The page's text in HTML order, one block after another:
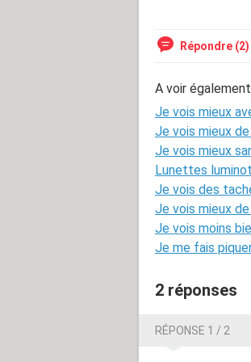
l'oeil gauche et
droit
que dois-je faire?
car tout ce que
merci de vos
Répondre (2)
A voir
Je vois mieux
Je vois mieux
Je vois mieux
Lunettes
Je vois des
Je vois mieux
Je vois moins
Je me fais
2 réponses
RÉPONSE 1 / 2